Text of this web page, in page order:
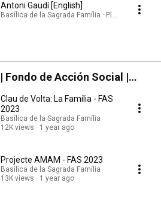
Antoni Gaudí [English]
Basílica de la Sagrada Família · Playlist
Clau de Volta: La Família - FAS
2023
Basílica de la Sagrada Família
12K views
1 year ago
Projecte AMAM - FAS 2023
Basílica de la Sagrada Família
13K views
1 year ago